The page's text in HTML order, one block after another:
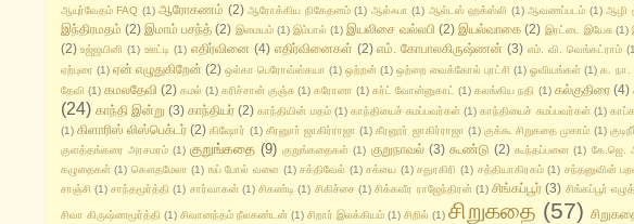
ஆயுர்வேதம் FAQ (1) ஆரோகணம் (2) ஆரோக்கிய நிகேதனம் (1) ஆல்ஃபா (1) ஆல்டஸ் ஹக்ஸ்லி (1) ஆவணப்படம் (1) ஆழி
இந்திரமதம் (2) இமாம் பசந்த் (2) இமையம் (1) இம்பால் (1) இயலிசை வல்லபி (2) இயல்வாகை (2) இரட்டை இயேசு (1)
(2) உஜ்ஜயினி (1) ஊட்டி (1) எதிர்வினை (4) எதிர்வினைகள் (2) எம். கோபாலகிருஷ்ணன் (3) எம். வி. வெங்கட்ராம்
ஏற்புரை (1) ஏன் எழுதுகிறேன் (2) ஒல்கா பெரோவ்ஸ்கயா (1) ஒற்றன் (1) ஒற்றை வைக்கோல் புரட்சி (1) ஓவியங்கள் (1) க. நா.
தேவி (1) கமலதேவி (2) கமல் (1) கரிச்சான் குஞ்சு (1) கரோனா (1) கர்ட் வோன்னுகாட் (1) கலங்கிய நதி (1) கல்குதிரை (4)
(24) காந்தி இன்று (3) காந்தியர் (2) காந்தியின் மதம் (1) காந்தியைச் சுமப்பவர்கள் (1) காந்தியைச் சுமப்பவர்கள் (1)
(1) கிளாரிஸ் லிஸ்பெக்டர் (2) கிஷோர் (1) கீரனுாா் ஜாகிர்ராஜா (1) கீரனூர் ஜாகிர்ராஜா (1) குக்கூ சிறுகதை முகாம் (1)
குளத்தங்கரை அரசமரம் (1) குறுங்கதை (9) குறுங்கதைகள் (1) குறுநாவல் (3) கூண்டு (2) கூந்தப்பனை (1) கே.ஜெ.
கழுதைகள் (1) கௌதமேலா (1) ஙப் போல் வளை (1) சக்திவேல் (1) சக்யை (1) சதுரகிரி (1) சத்தியாகிரகம் (1) சந்தனுவின்
சாஞ்சி (1) சாந்தமூர்த்தி (1) சார்வாகன் (1) சிகண்டி (1) சிகிச்சை (1) சிக்கவீர ராஜேந்திரன் (1) சிங்கப்பூர் (3) சிங்கப்பூர்
சிவா கிருஷ்ணமூர்த்தி (1) சிவானந்தம் நீலகண்டன் (1) சிறார் இலக்கியம் (1) சிறில் (1) சிறுகதை (57)